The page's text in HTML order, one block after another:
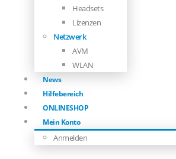
Headsets
Lizenzen
Netzwerk
AVM
WLAN
News
Hilfebereich
ONLINESHOP
Mein Konto
Anmelden